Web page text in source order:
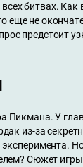
битвах. Как
еще не
предстоит
Пикмана. У
из-за
эксперимента.
Сюжет игры